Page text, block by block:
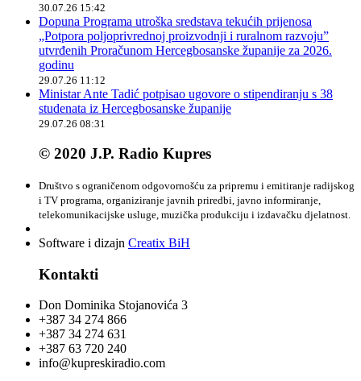
30.07.26 15:42
Dopuna Programa utroška sredstava tekućih prijenosa
„Potpora poljoprivrednoj proizvodnji i ruralnom razvoju”
utvrđenih Proračunom Hercegbosanske županije za 2026.
godinu
29.07.26 11:12
Ministar Ante Tadić potpisao ugovore o stipendiranju s 38
studenata iz Hercegbosanske županije
29.07.26 08:31
© 2020 J.P. Radio Kupres
Društvo s ograničenom odgovornošću za pripremu i emitiranje radijskog
i TV programa, organiziranje javnih priredbi, javno informiranje,
telekomunikacijske usluge, muzička produkciju i izdavačku djelatnost.
Software i dizajn Creatix BiH
Kontakti
Don Dominika Stojanovića 3
+387 34 274 866
+387 34 274 631
+387 63 720 240
info@kupreskiradio.com